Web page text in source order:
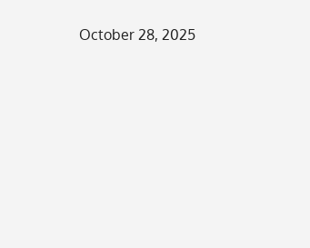
Posted
October 28, 2025